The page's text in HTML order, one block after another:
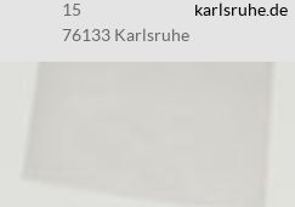
15
76133 Karlsruhe
karlsruhe.de